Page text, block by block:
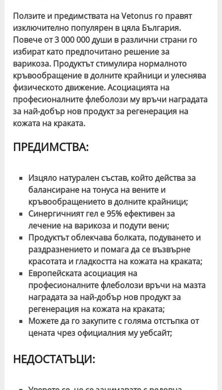
Ползите и предимствата на Vetonus го правят
изключително популярен в цяла България.
Повече от 3 000 000 души в различни страни го
избират като предпочитано решение за
варикоза. Продуктът стимулира нормалното
кръвообращение в долните крайници и улеснява
физическото движение. Асоциацията на
професионалните флеболози му връчи наградата
за най-добър нов продукт за регенерация на
кожата на краката.
ПРЕДИМСТВА:
Изцяло натурален състав, който действа за
балансиране на тонуса на вените и
кръвообращението в долните крайници;
Синергичният гел е 95% ефективен за
лечение на варикоза и подути вени;
Продуктът облекчава болката, подуването и
раздразнението и помага да се възвърне
красотата и гладкостта на кожата на краката;
Европейската асоциация на
професионалните флеболози връчи на мазта
наградата за най-добър нов продукт за
регенерация на кожата на краката;
Можете да го закупите с голяма отстъпка от
цената чрез официалния му уебсайт;
НЕДОСТАТЪЦИ: